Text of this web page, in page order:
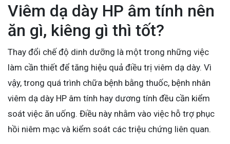
Viêm dạ dày HP âm tính nên
ăn gì, kiêng gì thì tốt?
Thay đổi chế độ dinh dưỡng là một trong những việc
làm cần thiết để tăng hiệu quả điều trị viêm dạ dày. Vì
vậy, trong quá trình chữa bệnh bằng thuốc, bệnh nhân
viêm dạ dày HP âm tính hay dương tính đều cần kiểm
soát việc ăn uống. Điều này nhằm vào việc hỗ trợ phục
hồi niêm mạc và kiểm soát các triệu chứng liên quan.